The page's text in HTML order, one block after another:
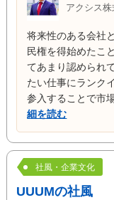
アクシス株
将来性のある会社
民権を得始めたこ
てあまり認められ
たい仕事にランク
参入することで市
細を読む
社風・企業文化
UUUMの社風